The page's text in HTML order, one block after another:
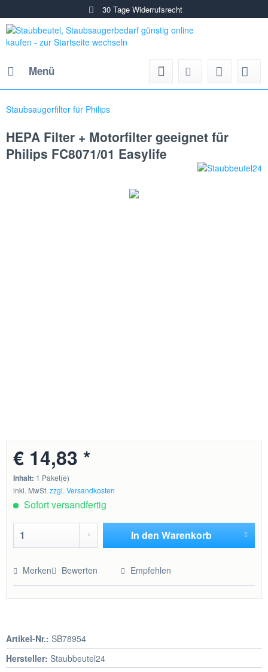
30 Tage Widerrufsrecht
Menü
Staubsaugerfilter für Philips
HEPA Filter + Motorfilter geeignet für
Philips FC8071/01 Easylife
€ 14,83 *
Inhalt: 1 Paket(e)
inkl. MwSt.zzgl. Versandkosten
Sofort versandfertig
In den Warenkorb
Merken Bewerten Empfehlen
Artikel-Nr.: SB78954
Hersteller: Staubbeutel24